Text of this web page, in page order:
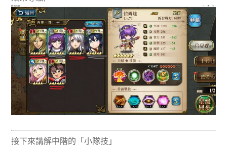
接下來講解中階的「小隊技」